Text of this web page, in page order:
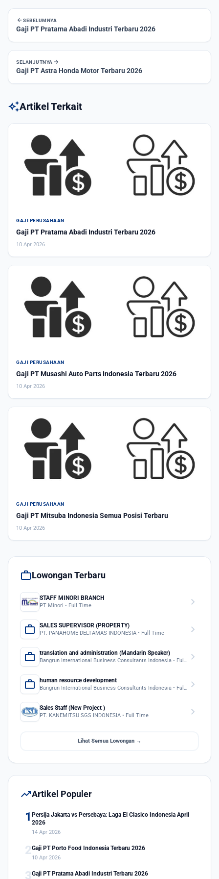
arrow_back SEBELUMNYA
Gaji PT Pratama Abadi Industri Terbaru 2026
SELANJUTNYA arrow_forward
Gaji PT Astra Honda Motor Terbaru 2026
auto_awesomeArtikel Terkait
GAJI PERUSAHAAN
Gaji PT Pratama Abadi Industri Terbaru 2026
10 Apr 2026
GAJI PERUSAHAAN
Gaji PT Musashi Auto Parts Indonesia Terbaru 2026
10 Apr 2026
GAJI PERUSAHAAN
Gaji PT Mitsuba Indonesia Semua Posisi Terbaru
10 Apr 2026
workLowongan Terbaru
STAFF MINORI BRANCH
PT Minori • Full Time
chevron_right
work
SALES SUPERVISOR (PROPERTY)
PT. PANAHOME DELTAMAS INDONESIA • Full Time
chevron_right
work
translation and administration (Mandarin Speaker)
Bangrun International Business Consultants Indonesia • Full Time
chevron_right
work
human resource development
Bangrun International Business Consultants Indonesia • Full Time chevron_right
Sales Staff (New Project )
PT. KANEMITSU SGS INDONESIA • Full Time chevron_right
Lihat Semua Lowongan →
trending_upArtikel Populer
1 Persija Jakarta vs Persebaya: Laga El Clasico Indonesia April
2026
14 Apr 2026
2Gaji PT Porto Food Indonesia Terbaru 2026
10 Apr 2026
3Gaji PT Pratama Abadi Industri Terbaru 2026